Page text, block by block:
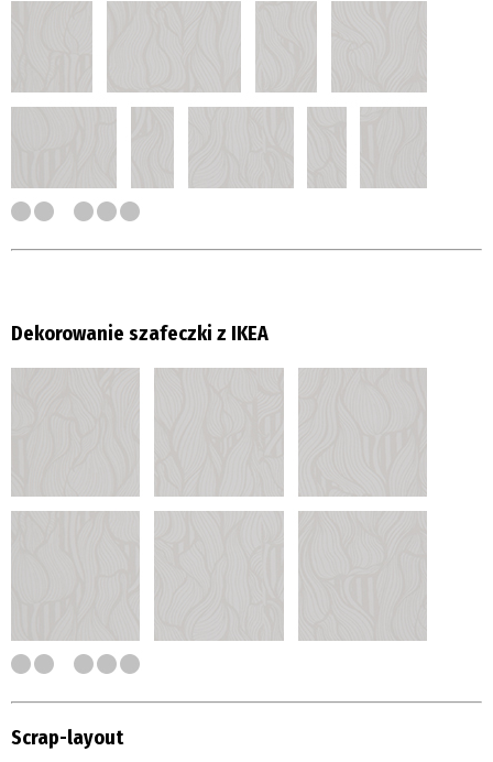
Dekorowanie szafeczki z IKEA
Scrap-layout